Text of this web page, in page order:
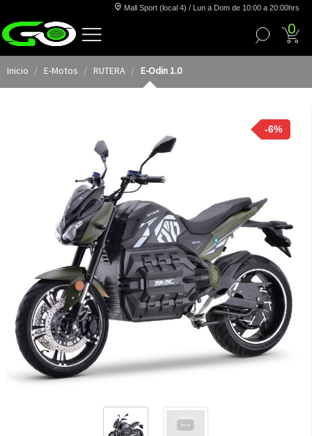
Mall Sport (local 4) / Lun a Dom de 10:00 a 20:00hrs
0
Inicio E-Motos RUTERA E-Odin 1.0
-6%